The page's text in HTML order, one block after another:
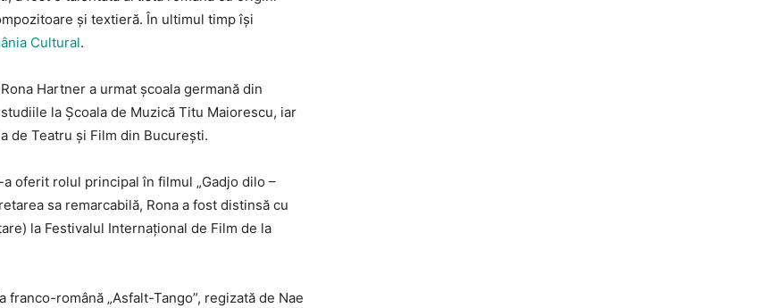
și textieră. În ultimul timp își
Cultural.
Hartner a urmat școala germană din
la Școala de Muzică Titu Maiorescu, iar
de Teatru și Film din București.
oferit rolul principal în filmul „Gadjo dilo –
sa remarcabilă, Rona a fost distinsă cu
la Festivalul Internațional de Film de la
română „Asfalt-Tango”, regizată de Nae